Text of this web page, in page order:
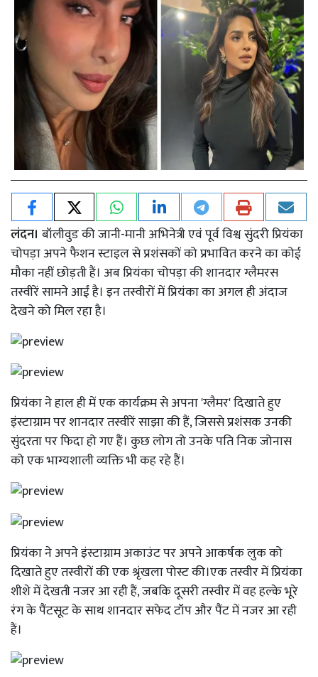
लंदन। बॉलीवुड की जानी-मानी अभिनेत्री एवं पूर्व विश्व सुंदरी प्रियंका
चोपड़ा अपने फैशन स्टाइल से प्रशंसकों को प्रभावित करने का कोई
मौका नहीं छोड़ती हैं। अब प्रियंका चोपड़ा की शानदार ग्लैमरस
तस्वीरें सामने आईं है। इन तस्वीरों में प्रियंका का अगल ही अंदाज
देखने को मिल रहा है।
प्रियंका ने हाल ही में एक कार्यक्रम से अपना 'ग्लैमर' दिखाते हुए
इंस्टाग्राम पर शानदार तस्वीरें साझा की हैं, जिससे प्रशंसक उनकी
सुंदरता पर फिदा हो गए हैं। कुछ लोग तो उनके पति निक जोनास
को एक भाग्यशाली व्यक्ति भी कह रहे हैं।
प्रियंका ने अपने इंस्टाग्राम अकाउंट पर अपने आकर्षक लुक को
दिखाते हुए तस्वीरों की एक श्रृंखला पोस्ट की।एक तस्वीर में प्रियंका
शीशे में देखती नजर आ रही हैं, जबकि दूसरी तस्वीर में वह हल्के भूरे
रंग के पैंटसूट के साथ शानदार सफेद टॉप और पैंट में नजर आ रही
हैं।